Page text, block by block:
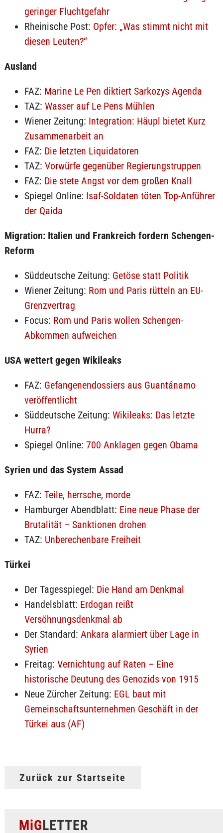
geringer Fluchtgefahr
Rheinische Post: Opfer: „Was stimmt nicht mit
diesen Leuten?“
Ausland
FAZ: Marine Le Pen diktiert Sarkozys Agenda
TAZ: Wasser auf Le Pens Mühlen
Wiener Zeitung: Integration: Häupl bietet Kurz
Zusammenarbeit an
FAZ: Die letzten Liquidatoren
TAZ: Vorwürfe gegenüber Regierungstruppen
FAZ: Die stete Angst vor dem großen Knall
Spiegel Online: Isaf-Soldaten töten Top-Anführer
der Qaida
Migration: Italien und Frankreich fordern Schengen-
Reform
Süddeutsche Zeitung: Getöse statt Politik
Wiener Zeitung: Rom und Paris rütteln an EU-
Grenzvertrag
Focus: Rom und Paris wollen Schengen-
Abkommen aufweichen
USA wettert gegen Wikileaks
FAZ: Gefangenendossiers aus Guantánamo
veröffentlicht
Süddeutsche Zeitung: Wikileaks: Das letzte
Hurra?
Spiegel Online: 700 Anklagen gegen Obama
Syrien und das System Assad
FAZ: Teile, herrsche, morde
Hamburger Abendblatt: Eine neue Phase der
Brutalität – Sanktionen drohen
TAZ: Unberechenbare Freiheit
Türkei
Der Tagesspiegel: Die Hand am Denkmal
Handelsblatt: Erdogan reißt
Versöhnungsdenkmal ab
Der Standard: Ankara alarmiert über Lage in
Syrien
Freitag: Vernichtung auf Raten – Eine
historische Deutung des Genozids von 1915
Neue Zürcher Zeitung: EGL baut mit
Gemeinschaftsunternehmen Geschäft in der
Türkei aus (AF)
Zurück zur Startseite
MiGLETTER